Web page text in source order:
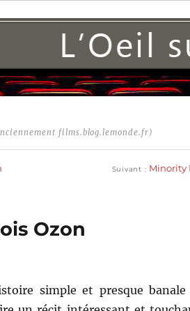
films.blog.lemonde.fr)
Suivant Minority
Ozon
simple et presque banale